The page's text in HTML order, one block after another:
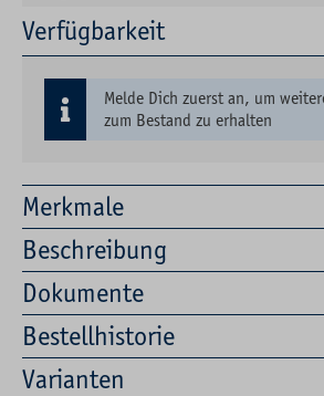
Merkmale
Beschreibung
Dokumente
Bestellhistorie
Varianten
Verfügbarkeit
Melde Dich zuerst an, um
zum Bestand zu erhalten